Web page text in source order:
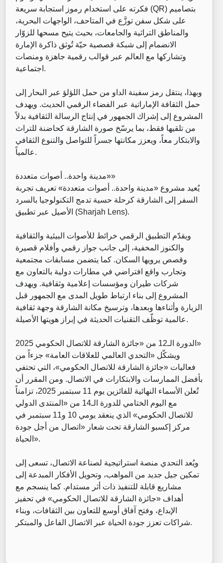
فكرته على استخدام رموز استجابة سريعة (QR) بتصاميم
على شكل سفن توزَّع في المتاحف، الواجهات البحرية،
والمناطق التراثية والجامعات، بحيث يتيح مسحها للزوّار
الانضمام إلى شبكة قصصية حيّة تُوثق ذاكرة الإمارة
وتشاركها مع العالم عبر قوالب رقمية جاهزة ومنصات
اجتماعية.
‏وبهذا، ينتقل رمز سفينة الداو من حمل اللؤلؤ عبر البحار إلى
حمل الثقافة الإماراتية عبر الفضاء الرقمي الحديث. ويهدف
المشروع إلى إشراك الجمهور في إنتاج الرسالة الثقافية بدلاً
من تلقيها فقط، بما يرسّخ صورة الشارقة كحاضنة للتراث
والابتكار معاً، ويعزز مكانتها جسراً للتواصل والتنوع الثقافي
عالمياً.
‏«مدينة واحدة.. أصوات متعددة»
‏يُعيد مشروع «مدينة واحدة.. أصوات متعددة» تعريف تجربة
السفر إلى الشارقة كرحلة حسية تدمج التكنولوجيا بالسرد
الأصيل عبر تطبيق (Sharjah Lens).
‏ويقدّم التطبيق الرقمي خرائط للأصوات البيئية والثقافية
والكنوز المخفية، إلى جانب جواز رقمي وأفلام قصيرة
وقصص يرويها السكان. كما يتضمن مسابقات مجتمعية
وتجارب واقع افتراضي في مطارات دولية بالتعاون مع
شركات طيران ومؤسسات إعلامية وثقافية. ويهدف
المشروع إلى بناء ارتباط طويل المدى مع الجمهور قبل
الزيارة وأثناءها وبعدها، وترسيخ مكانة الشارقة وجهة ثقافية
عالمية توظّف التقنيات الحديثة في إبراز هويتها الأصيلة.
‏الدورة الـ12 من «جائزة الشارقة للاتصال الحكومي 2025»
‏ويشكّل «التحدي العالمي للعلاقات العامة» جزءاً من
فعاليات «جائزة الشارقة للاتصال الحكومي»، التي تحتفي
بأفضل الممارسات والابتكارات في الاتصال. ومن المقرر أن
تُعلن الأسماء النهائية للفائزين يوم 11 سبتمبر 2025، تزامناً
مع اليوم الختامي للدورة الـ14 من «المنتدى الدولي
للاتصال الحكومي» الذي ينعقد يومي 10 و11 سبتمبر في
مركز إكسبو الشارقة تحت شعار «اتصال من أجل جودة
الحياة».
‏ويُعد التحدي منصة استراتيجية لصناعة الاتصال، تسعى إلى
تمكين جيل جديد من المواهب، وتحويل الأفكار المبدعة إلى
مشاريع قابلة للتنفيذ ذات أثر مستدام. كما ينسجم مع
أهداف «جائزة الشارقة للاتصال الحكومي» في تحفيز
الإبداع، وفتح آفاق أوسع للتعاون بين الثقافات، وبناء
شراكات تعزز جودة الحياة عبر الاتصال الفاعل والمبتكر.